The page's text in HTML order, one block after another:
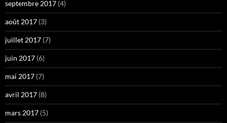
septembre 2017 (4)
août 2017 (3)
juillet 2017 (7)
juin 2017 (6)
mai 2017 (7)
avril 2017 (8)
mars 2017 (5)